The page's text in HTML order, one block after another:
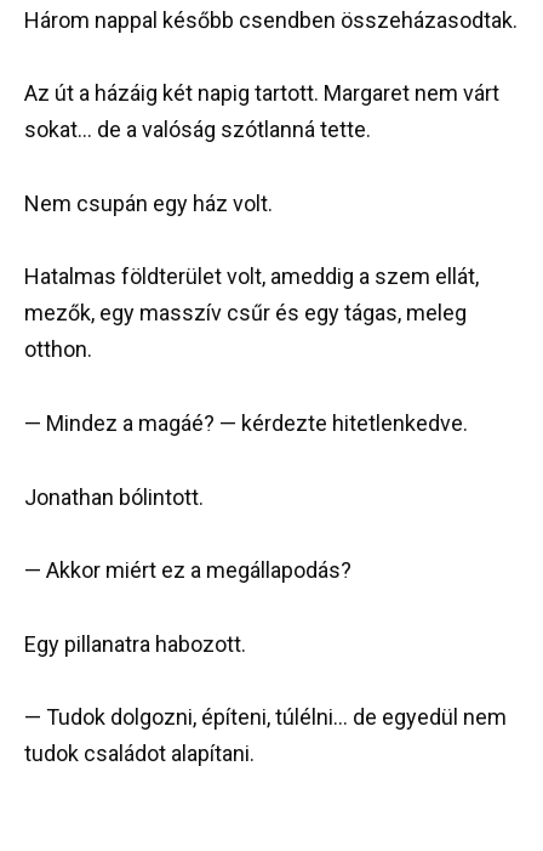
Három nappal később csendben összeházasodtak.
Az út a házáig két napig tartott. Margaret nem várt
sokat… de a valóság szótlanná tette.
Nem csupán egy ház volt.
Hatalmas földterület volt, ameddig a szem ellát,
mezők, egy masszív csűr és egy tágas, meleg
otthon.
— Mindez a magáé? — kérdezte hitetlenkedve.
Jonathan bólintott.
— Akkor miért ez a megállapodás?
Egy pillanatra habozott.
— Tudok dolgozni, építeni, túlélni… de egyedül nem
tudok családot alapítani.